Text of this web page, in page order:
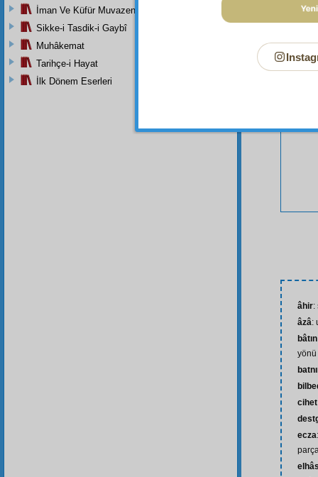
âhir:
âzâ:
bâtın
yönü
cihet
ecza
İman Ve Küfür Muvazeneleri
Sikke-i Tasdik-i Gaybî
Muhâkemat
Tarihçe-i Hayat
İlk Dönem Eserleri